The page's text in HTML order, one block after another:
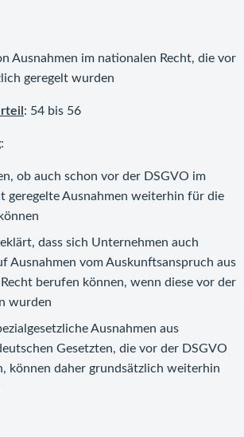
Ausnahmen im nationalen Recht, die vor
geregelt wurden
: 54 bis 56
:
ob auch schon vor der DSGVO im
geregelte Ausnahmen weiterhin für die
dass sich Unternehmen auch
Ausnahmen vom Auskunftsanspruch aus
berufen können, wenn diese vor der
wurden
Ausnahmen aus
Gesetzten, die vor der DSGVO
können daher grundsätzlich weiterhin